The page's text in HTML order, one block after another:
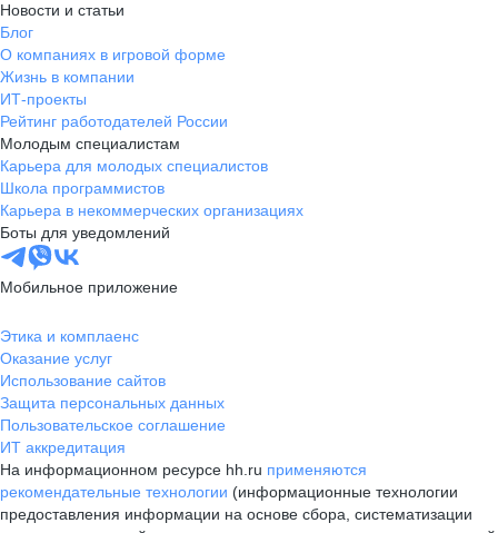
Новости и статьи
Блог
О компаниях в игровой форме
Жизнь в компании
ИТ-проекты
Рейтинг работодателей России
Молодым специалистам
Карьера для молодых специалистов
Школа программистов
Карьера в некоммерческих организациях
Боты для уведомлений
Мобильное приложение
Этика и комплаенс
Оказание услуг
Использование сайтов
Защита персональных данных
Пользовательское соглашение
ИТ аккредитация
На информационном ресурсе hh.ru применяются
рекомендательные технологии (информационные технологии
предоставления информации на основе сбора, систематизации